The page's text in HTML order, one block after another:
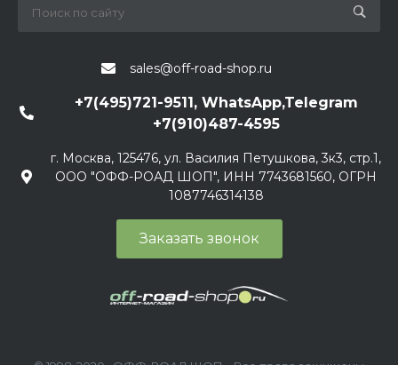
sales@off-road-shop.ru
+7(495)721-9511, WhatsApp,Telegram
+7(910)487-4595
г. Москва, 125476, ул. Василия Петушкова, 3к3, стр.1,
ООО "ОФФ-РОАД ШОП", ИНН 7743681560, ОГРН
1087746314138
Заказать звонок